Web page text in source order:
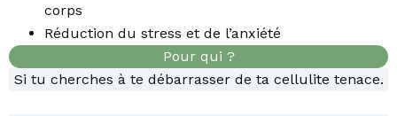
corps
Réduction du stress et de l’anxiété
Pour qui ?
Si tu cherches à te débarrasser de ta cellulite tenace.